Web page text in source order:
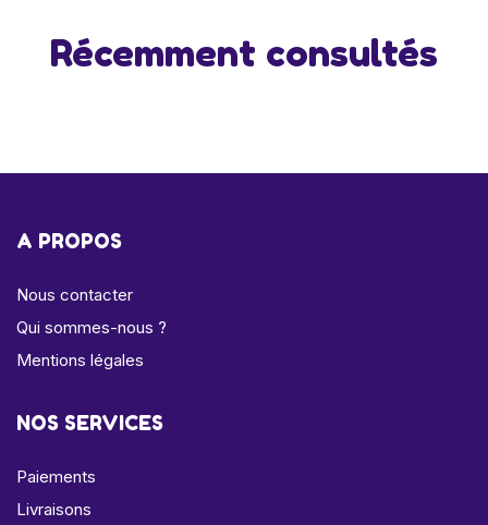
Récemment consultés
A PROPOS
Nous contacter
Qui sommes-nous ?
Mentions légales
NOS SERVICES
Paiements
Livraisons